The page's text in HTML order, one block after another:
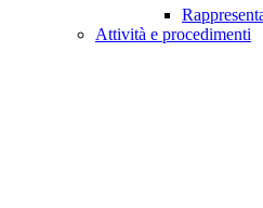
Attività e procedimenti